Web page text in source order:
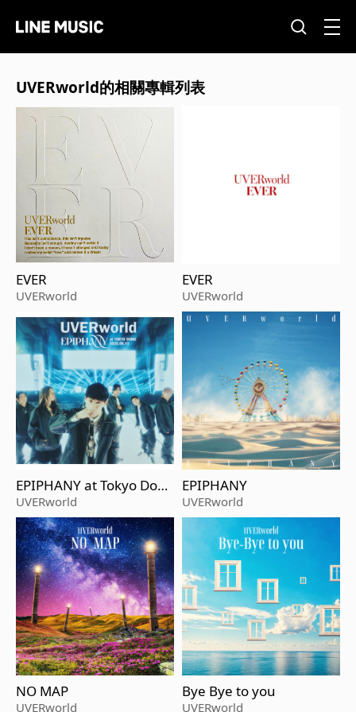
UVERworld的相關專輯列表
EVER
UVERworld
EVER
UVERworld
EPIPHANY at Tokyo Dom
e 2025.06.15
UVERworld
EPIPHANY
UVERworld
NO MAP
UVERworld
Bye Bye to you
UVERworld